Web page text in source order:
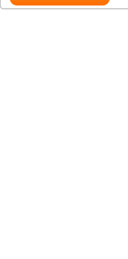
造成翻译市场鱼龙混杂，难以选择。